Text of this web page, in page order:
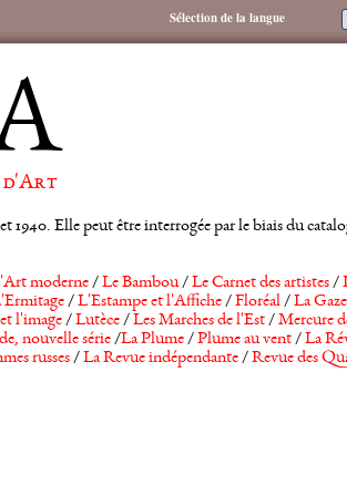
d'Art
1940. Elle peut être interrogée par le biais du
moderne/Le Bambou/Le Carnet des artistes/
/L'Estampe et l'Affiche/Floréal/La
l'image/Lutèce/Les Marches de l'Est/Mercure
nouvelle série/La Plume/Plume au vent/La
russes/La Revue indépendante/Revue des
Sélection de la langue